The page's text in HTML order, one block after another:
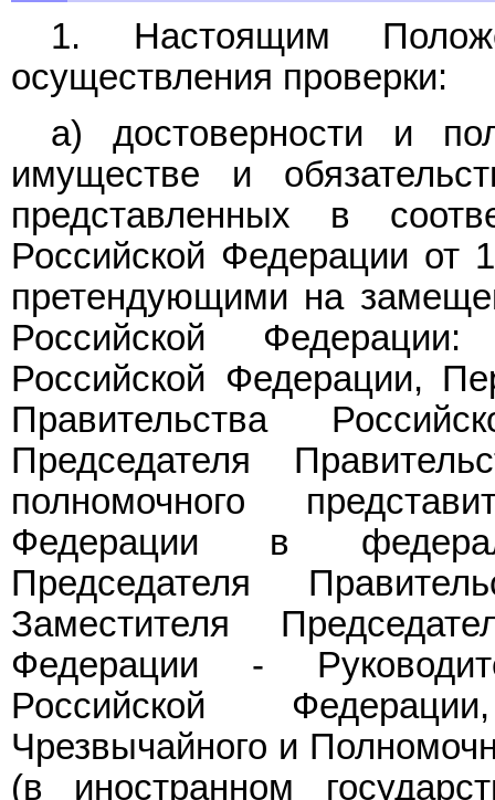
1. Настоящим
осуществления проверки:
а) достоверности и
имуществе и
представленных в
Российской Федерации от
претендующими на
Российской Федерации:
Российской Федерации,
Правительства
Председателя
полномочного
Федерации в
Председателя
Заместителя
Федерации -
Российской
Чрезвычайного и
(в иностранном